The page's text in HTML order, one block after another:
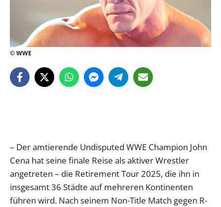
© WWE
– Der amtierende Undisputed WWE Champion John
Cena hat seine finale Reise als aktiver Wrestler
angetreten – die Retirement Tour 2025, die ihn in
insgesamt 36 Städte auf mehreren Kontinenten
führen wird. Nach seinem Non-Title Match gegen R-